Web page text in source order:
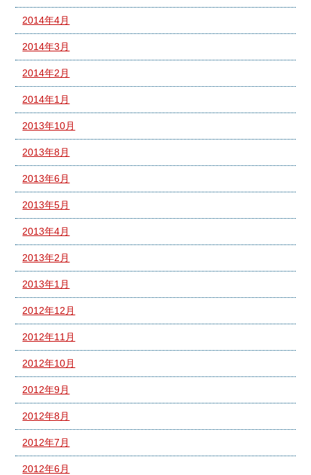
2014年4月
2014年3月
2014年2月
2014年1月
2013年10月
2013年8月
2013年6月
2013年5月
2013年4月
2013年2月
2013年1月
2012年12月
2012年11月
2012年10月
2012年9月
2012年8月
2012年7月
2012年6月